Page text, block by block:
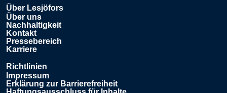
Über Lesjöfors
Über uns
Nachhaltigkeit
Kontakt
Pressebereich
Karriere
Richtlinien
Impressum
Erklärung zur Barrierefreiheit